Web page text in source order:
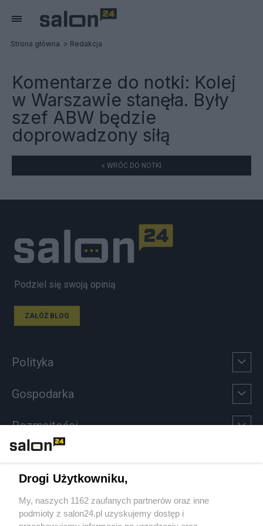
Strona główna Redakcja
Komentarze do notki: Kolej
w Warszawie stanęła. Były
szef ABW będzie
doprowadzony siłą
« WRÓĆ DO NOTKI
Podziel się swoją opinią
ZAŁÓŻ BLOG
Polityka
Gospodarka
Rozmaitości
Sport
Społeczeństwo
Drogi Użytkowniku,
My, naszych 1162 zaufanych partnerów oraz inne
podmioty z salon24.pl uzyskujemy dostęp i